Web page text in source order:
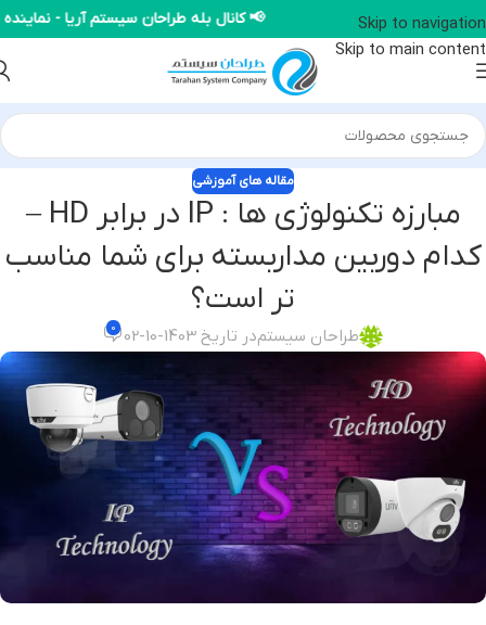
Skip to navigation
Skip to main content
📢 کانال بله طراحان سیستم آریا -
مقاله های آموزشی
مبارزه تکنولوژی‌ ها : IP در برابر HD –
کدام دوربین مداربسته برای شما مناسب‌
تر است؟
طراحان سیستمدر تاریخ 1403-10-02 0